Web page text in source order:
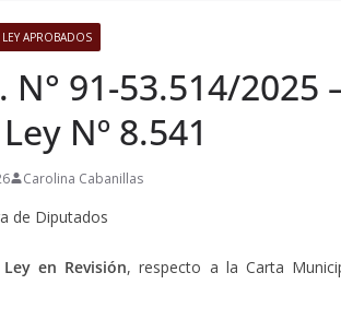
APROBADOS
N° 91-53.514/
Nº 8.541
Carolina Cabanillas
de Diputados
Ley en Revisión, respecto a la Carta